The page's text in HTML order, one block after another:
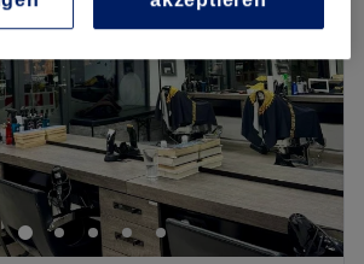
Geschlossen
– haarfreie und zuckersüße Haut gibt
Schwabing. In der
Männer und Frauen hier das
extra glatte Haut. Wer ein
Erlebnis genießen möchte,